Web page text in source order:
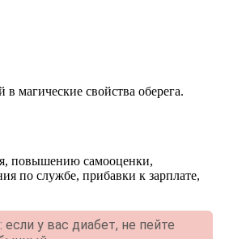
в магические свойства оберега.
повышению самооценки,
по службе, прибавки к зарплате,
у вас диабет, не пейте